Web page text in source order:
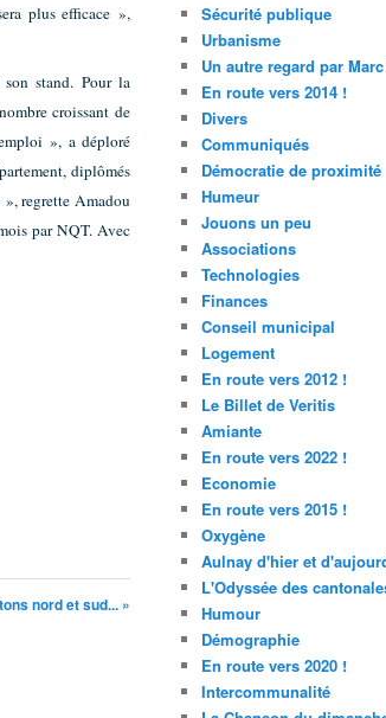
plus efficace »,
stand. Pour la
croissant de
», a déploré
diplômés
regrette Amadou
par NQT. Avec
nord et sud... »
Sécurité publique
Urbanisme
Un autre regard par
En route vers 2014 !
Divers
Communiqués
Démocratie de proximité
Humeur
Jouons un peu
Associations
Technologies
Finances
Conseil municipal
Logement
En route vers 2012 !
Le Billet de Veritis
Amiante
En route vers 2022 !
Economie
En route vers 2015 !
Oxygène
Aulnay d'hier et
L'Odyssée des
Humour
Démographie
En route vers 2020 !
Intercommunalité